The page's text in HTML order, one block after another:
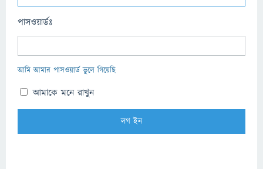
পাসওয়ার্ডঃ
আমি আমার পাসওয়ার্ড ভুলে গিয়েছি
আমাকে মনে রাখুন